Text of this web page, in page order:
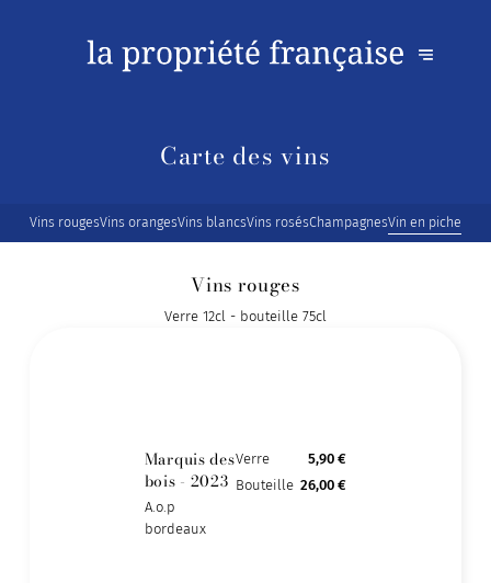
Carte des vins
Vins rougesVins orangesVins blancsVins rosésChampagnesVin en pichet
Vins rouges
Verre 12cl - bouteille 75cl
Marquis des
bois - 2023
A.o.p
bordeaux
Verre
5,90 €
Bouteille 26,00 €